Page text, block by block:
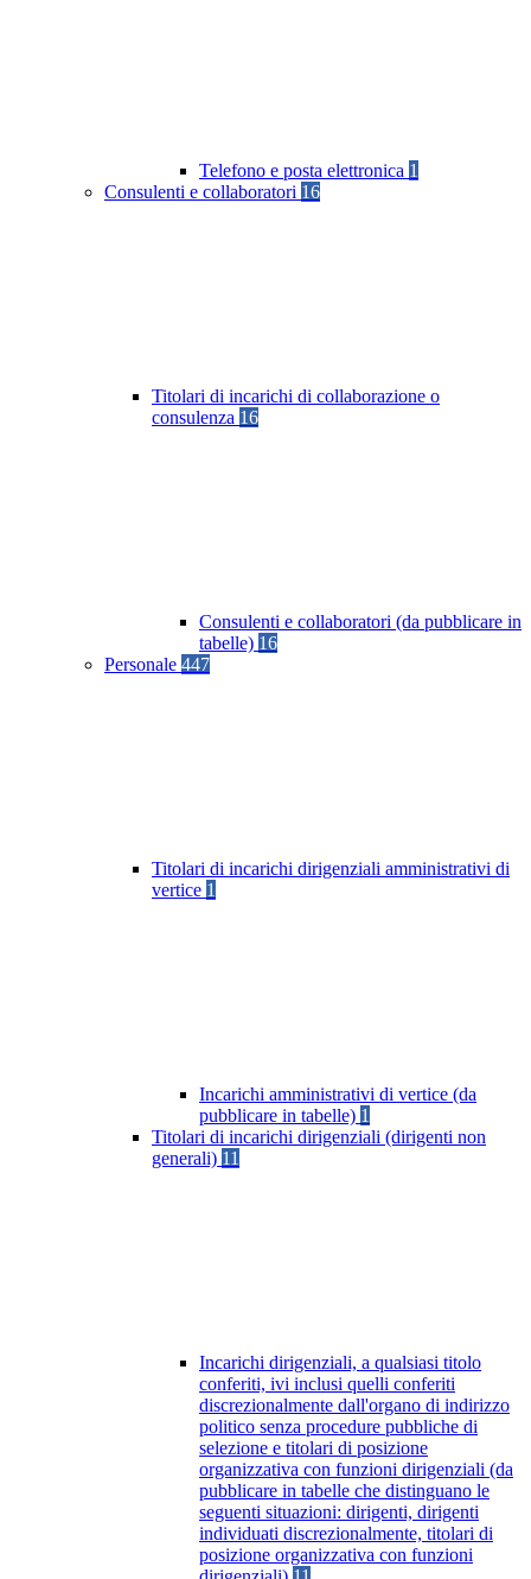
Telefono e posta elettronica 1
Consulenti e collaboratori 16
Titolari di incarichi di collaborazione o
consulenza 16
Consulenti e collaboratori (da pubblicare in
tabelle) 16
Personale 447
Titolari di incarichi dirigenziali amministrativi di
vertice 1
Incarichi amministrativi di vertice (da
pubblicare in tabelle) 1
Titolari di incarichi dirigenziali (dirigenti non
generali) 11
Incarichi dirigenziali, a qualsiasi titolo
conferiti, ivi inclusi quelli conferiti
discrezionalmente dall'organo di indirizzo
politico senza procedure pubbliche di
selezione e titolari di posizione
organizzativa con funzioni dirigenziali (da
pubblicare in tabelle che distinguano le
seguenti situazioni: dirigenti, dirigenti
individuati discrezionalmente, titolari di
posizione organizzativa con funzioni